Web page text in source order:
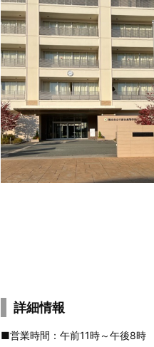
詳細情報
■営業時間：午前11時～午後8時